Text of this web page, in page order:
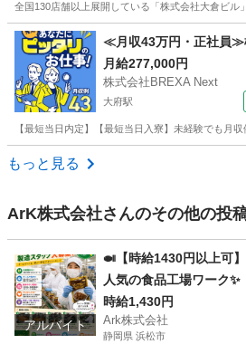
全国130店舗以上展開している「株式会社大倉ビ
愛知 名古屋市 新守山駅 清掃 フ
≪月収43万円・正社員≫
月給277,000円
株式会社BREXA Next
大府駅
【最短当日内定】【最短当日入寮】未経験でも
愛知 大府市
もっと見る
ArK株式会社さんのその他の投
アルバイト
🍛【時給1430円以上可
人気の食品工場ワーク✨
時給1,430円
Ark株式会社
静岡県 浜松市